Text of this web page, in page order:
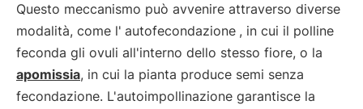
Questo meccanismo può avvenire attraverso diverse
modalità, come l' autofecondazione , in cui il polline
feconda gli ovuli all'interno dello stesso fiore, o la
apomissia, in cui la pianta produce semi senza
fecondazione. L'autoimpollinazione garantisce la